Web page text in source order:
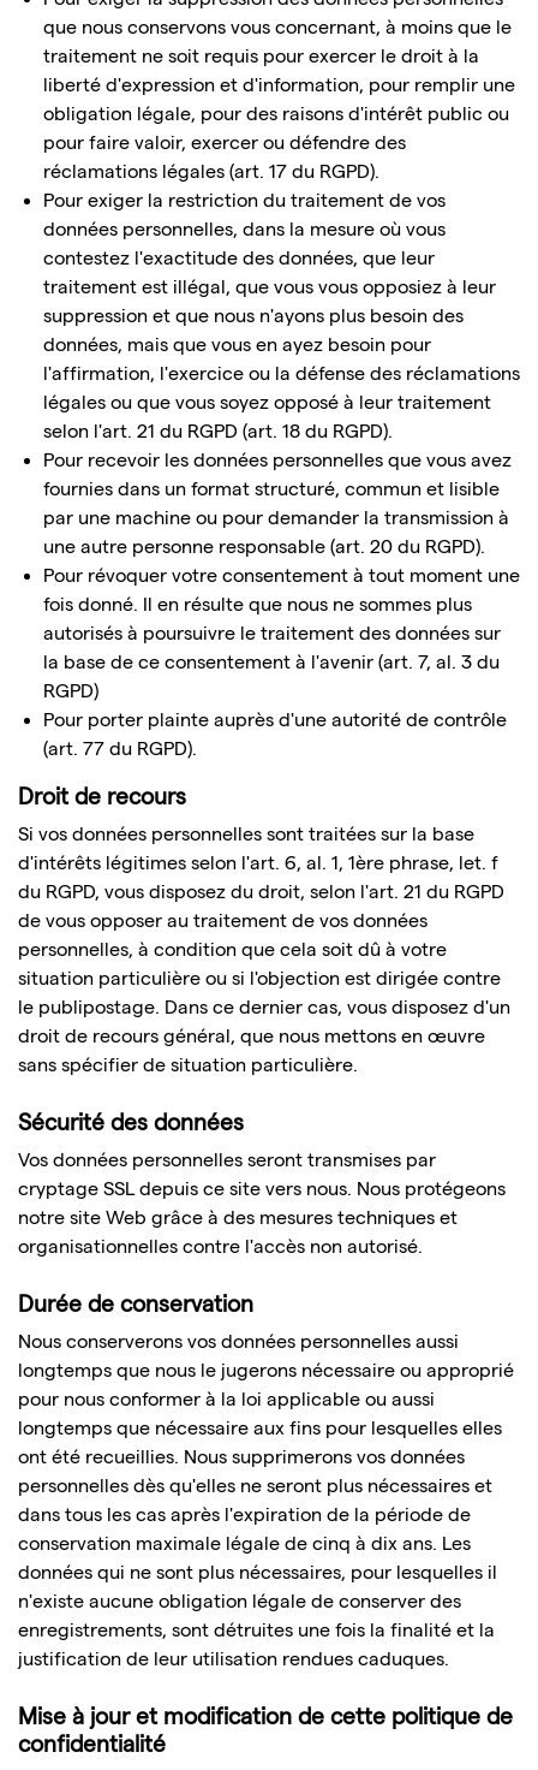
que nous conservons vous concernant, à moins que le
traitement ne soit requis pour exercer le droit à la
liberté d'expression et d'information, pour remplir une
obligation légale, pour des raisons d'intérêt public ou
pour faire valoir, exercer ou défendre des
réclamations légales (art. 17 du RGPD).
Pour exiger la restriction du traitement de vos
données personnelles, dans la mesure où vous
contestez l'exactitude des données, que leur
traitement est illégal, que vous vous opposiez à leur
suppression et que nous n'ayons plus besoin des
données, mais que vous en ayez besoin pour
l'affirmation, l'exercice ou la défense des réclamations
légales ou que vous soyez opposé à leur traitement
selon l'art. 21 du RGPD (art. 18 du RGPD).
Pour recevoir les données personnelles que vous avez
fournies dans un format structuré, commun et lisible
par une machine ou pour demander la transmission à
une autre personne responsable (art. 20 du RGPD).
Pour révoquer votre consentement à tout moment une
fois donné. Il en résulte que nous ne sommes plus
autorisés à poursuivre le traitement des données sur
la base de ce consentement à l'avenir (art. 7, al. 3 du
RGPD)
Pour porter plainte auprès d'une autorité de contrôle
(art. 77 du RGPD).
Droit de recours
Si vos données personnelles sont traitées sur la base
d'intérêts légitimes selon l'art. 6, al. 1, 1ère phrase, let. f
du RGPD, vous disposez du droit, selon l'art. 21 du RGPD
de vous opposer au traitement de vos données
personnelles, à condition que cela soit dû à votre
situation particulière ou si l'objection est dirigée contre
le publipostage. Dans ce dernier cas, vous disposez d'un
droit de recours général, que nous mettons en œuvre
sans spécifier de situation particulière.
Sécurité des données
Vos données personnelles seront transmises par
cryptage SSL depuis ce site vers nous. Nous protégeons
notre site Web grâce à des mesures techniques et
organisationnelles contre l'accès non autorisé.
Durée de conservation
Nous conserverons vos données personnelles aussi
longtemps que nous le jugerons nécessaire ou approprié
pour nous conformer à la loi applicable ou aussi
longtemps que nécessaire aux fins pour lesquelles elles
ont été recueillies. Nous supprimerons vos données
personnelles dès qu'elles ne seront plus nécessaires et
dans tous les cas après l'expiration de la période de
conservation maximale légale de cinq à dix ans. Les
données qui ne sont plus nécessaires, pour lesquelles il
n'existe aucune obligation légale de conserver des
enregistrements, sont détruites une fois la finalité et la
justification de leur utilisation rendues caduques.
Mise à jour et modification de cette politique de
confidentialité